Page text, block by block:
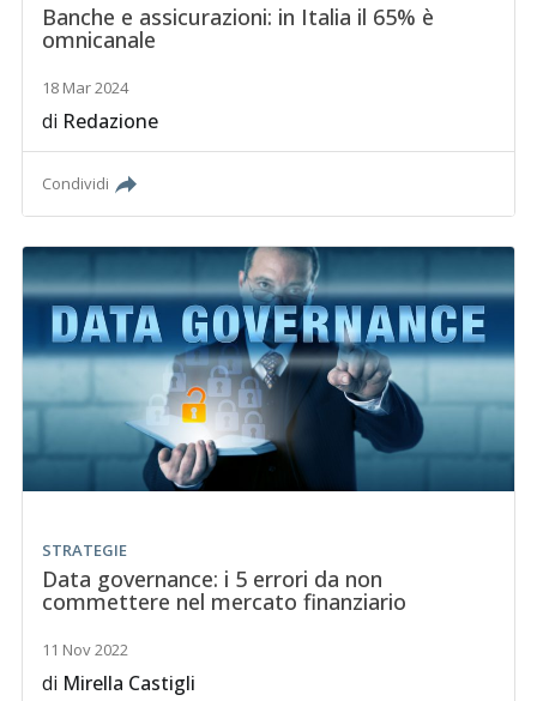
Banche e assicurazioni: in Italia il 65% è
omnicanale
18 Mar 2024
di Redazione
Condividi
STRATEGIE
Data governance: i 5 errori da non
commettere nel mercato finanziario
11 Nov 2022
di Mirella Castigli